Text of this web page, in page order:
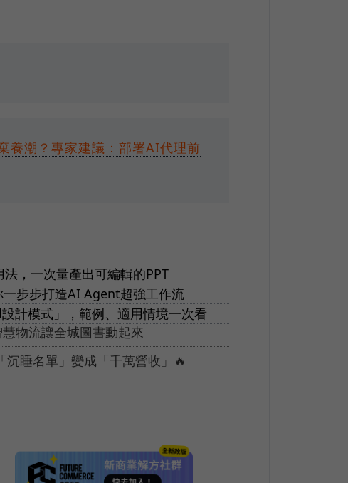
養潮？專家建議：部署AI代理前
，一次量產出可編輯的PPT
步步打造AI Agent超強工作流
計模式」，範例、適用情境一次看
物流讓全城圖書動起來
睡名單」變成「千萬營收」🔥